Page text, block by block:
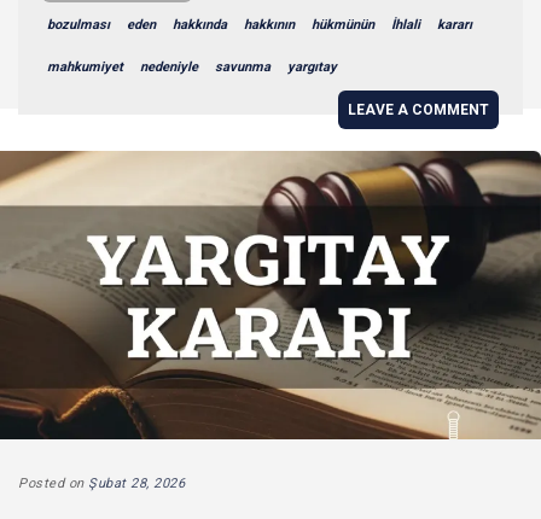
bozulması eden hakkında hakkının hükmünün İhlali kararı
mahkumiyet nedeniyle savunma yargıtay
LEAVE A COMMENT
Posted on Şubat 28, 2026